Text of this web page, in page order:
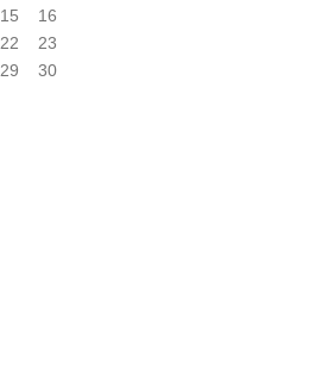
15
16
22
23
29
30